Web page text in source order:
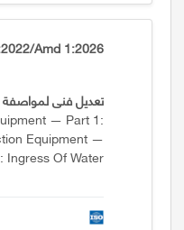
Amd 1:2026
تعديل فني لمواصفة
— Part 1:
Equipment —
Ingress Of Water